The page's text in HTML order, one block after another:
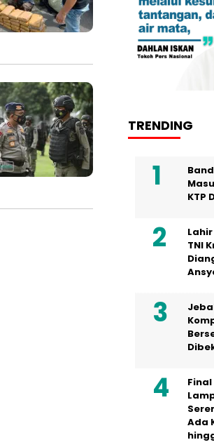
TRENDING
KTP
TNI
Final
Ada